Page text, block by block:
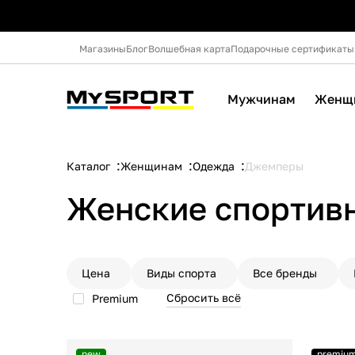
МагазиныБлогВолшебная картаПодарочные сертификаты
Мужчинам
Каталог Женщинам Одежда Джемперы
Женские
Цена Виды спорта Все бренды
Premium
Сбросить всё